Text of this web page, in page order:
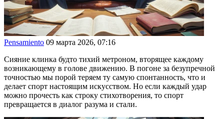
Pensamiento 09 марта 2026, 07:16
Сияние клинка будто тихий метроном, вторящее каждому
возникающему в голове движению. В погоне за безупречной
точностью мы порой теряем ту самую спонтанность, что и
делает спорт настоящим искусством. Но если каждый удар
можно прочесть как строку стихотворения, то спорт
превращается в диалог разума и стали.